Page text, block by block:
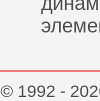
© 1992 -